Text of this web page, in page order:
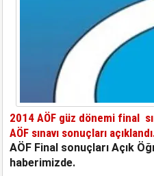
2014 AÖF güz dönemi final
AÖF sınavı sonuçları
AÖF Final sonuçları Açık
haberimizde.